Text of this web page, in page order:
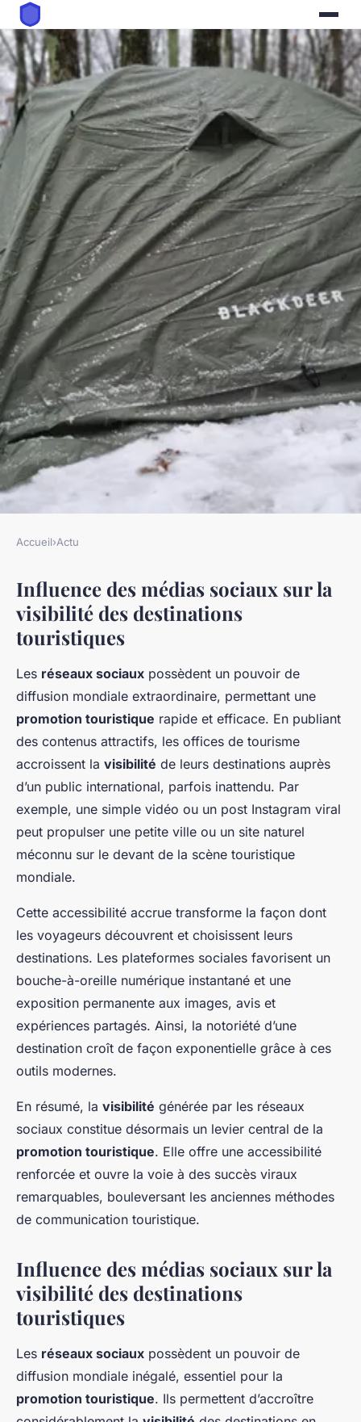
Quels rôles jouent les médias
sociaux dans la promotion des
destinations touristiques ?
Lou •23 avril 2025•8 min de lecture
Accueil›Actu
Influence des médias sociaux sur la
visibilité des destinations
touristiques
Les réseaux sociaux possèdent un pouvoir de
diffusion mondiale extraordinaire, permettant une
promotion touristique rapide et efficace. En publiant
des contenus attractifs, les offices de tourisme
accroissent la visibilité de leurs destinations auprès
d’un public international, parfois inattendu. Par
exemple, une simple vidéo ou un post Instagram viral
peut propulser une petite ville ou un site naturel
méconnu sur le devant de la scène touristique
mondiale.
Cette accessibilité accrue transforme la façon dont
les voyageurs découvrent et choisissent leurs
destinations. Les plateformes sociales favorisent un
bouche-à-oreille numérique instantané et une
exposition permanente aux images, avis et
expériences partagés. Ainsi, la notoriété d’une
destination croît de façon exponentielle grâce à ces
outils modernes.
En résumé, la visibilité générée par les réseaux
sociaux constitue désormais un levier central de la
promotion touristique. Elle offre une accessibilité
renforcée et ouvre la voie à des succès viraux
remarquables, bouleversant les anciennes méthodes
de communication touristique.
Influence des médias sociaux sur la
visibilité des destinations
touristiques
Les réseaux sociaux possèdent un pouvoir de
diffusion mondiale inégalé, essentiel pour la
promotion touristique. Ils permettent d’accroître